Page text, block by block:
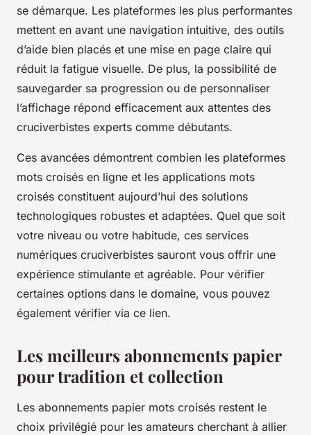
se démarque. Les plateformes les plus performantes
mettent en avant une navigation intuitive, des outils
d’aide bien placés et une mise en page claire qui
réduit la fatigue visuelle. De plus, la possibilité de
sauvegarder sa progression ou de personnaliser
l’affichage répond efficacement aux attentes des
cruciverbistes experts comme débutants.
Ces avancées démontrent combien les plateformes
mots croisés en ligne et les applications mots
croisés constituent aujourd’hui des solutions
technologiques robustes et adaptées. Quel que soit
votre niveau ou votre habitude, ces services
numériques cruciverbistes sauront vous offrir une
expérience stimulante et agréable. Pour vérifier
certaines options dans le domaine, vous pouvez
également vérifier via ce lien.
Les meilleurs abonnements papier
pour tradition et collection
Les abonnements papier mots croisés restent le
choix privilégié pour les amateurs cherchant à allier